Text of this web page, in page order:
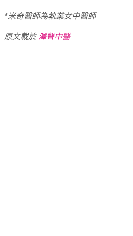
*米奇醫師為執業女中醫師
原文載於澤聲中醫